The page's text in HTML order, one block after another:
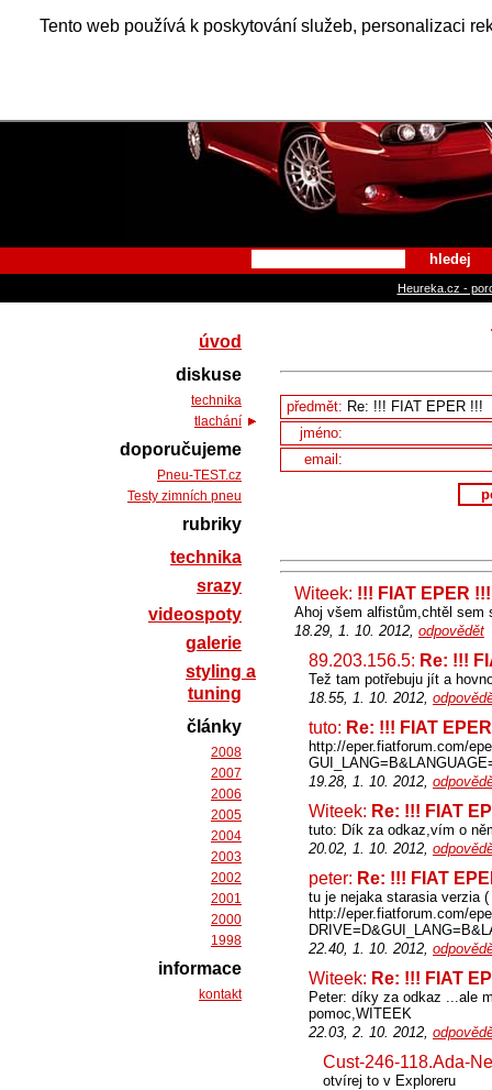
Tento web používá k poskytování služeb, personalizaci
Alfa
hledej
Heureka.cz -
předmět:
jméno:
email:
Witeek: !!! FIAT EPER !!!
Ahoj všem alfistům,chtěl sem
18.29, 1. 10. 2012, odpovědět
89.203.156.5: Re: !!!
Tež tam potřebuju jít a
18.55, 1. 10. 2012,
tuto: Re: !!! FIAT
http://eper.fiatforum.com/
19.28, 1. 10. 2012,
Witeek: Re: !!! FIAT
tuto: Dík za odkaz,vím o
20.02, 1. 10. 2012,
peter: Re: !!! FIAT
tu je nejaka starasia verzia
http://eper.fiatforum.com/
22.40, 1. 10. 2012,
Witeek: Re: !!! FIAT
Peter: díky za odkaz ...ale
pomoc,WITEEK
22.03, 2. 10. 2012,
Cust-246-118.Ada-
otvírej to v Exploreru
úvod
diskuse
technika
tlachání
doporučujeme
Pneu-TEST.cz
Testy zimních pneu
rubriky
technika
srazy
videospoty
galerie
styling a
tuning
články
2008
2007
2006
2005
2004
2003
2002
2001
2000
1998
informace
kontakt